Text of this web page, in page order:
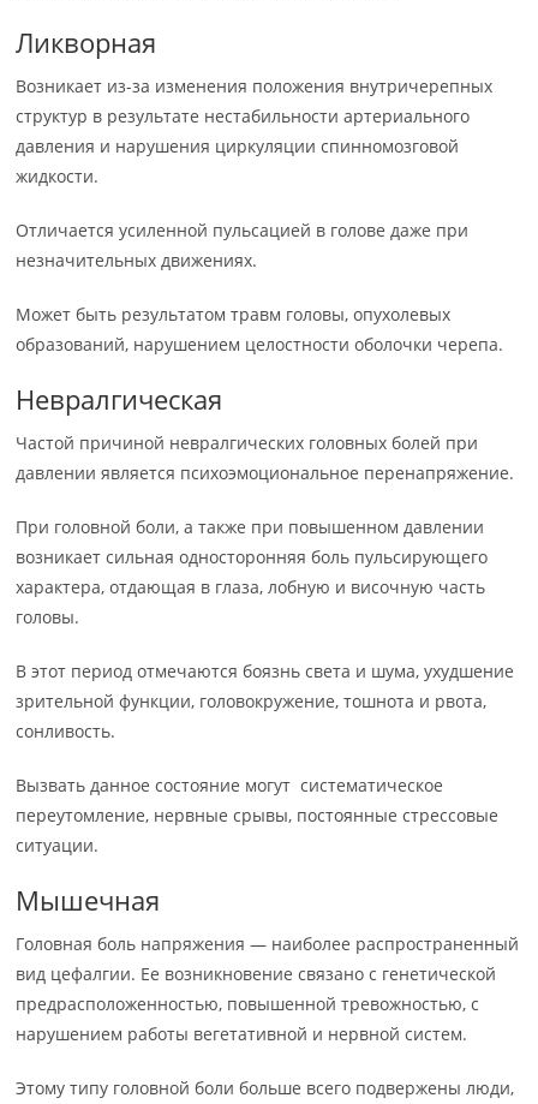
Ликворная
Возникает из-за изменения положения внутричерепных
структур в результате нестабильности артериального
давления и нарушения циркуляции спинномозговой
жидкости.
Отличается усиленной пульсацией в голове даже при
незначительных движениях.
Может быть результатом травм головы, опухолевых
образований, нарушением целостности оболочки черепа.
Невралгическая
Частой причиной невралгических головных болей при
давлении является психоэмоциональное перенапряжение.
При головной боли, а также при повышенном давлении
возникает сильная односторонняя боль пульсирующего
характера, отдающая в глаза, лобную и височную часть
головы.
В этот период отмечаются боязнь света и шума, ухудшение
зрительной функции, головокружение, тошнота и рвота,
сонливость.
Вызвать данное состояние могут систематическое
переутомление, нервные срывы, постоянные стрессовые
ситуации.
Мышечная
Головная боль напряжения — наиболее распространенный
вид цефалгии. Ее возникновение связано с генетической
предрасположенностью, повышенной тревожностью, с
нарушением работы вегетативной и нервной систем.
Этому типу головной боли больше всего подвержены люди,